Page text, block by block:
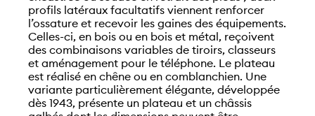
profils latéraux facultatifs viennent renforcer
l’ossature et recevoir les gaines des équipements.
Celles-ci, en bois ou en bois et métal, reçoivent
des combinaisons variables de tiroirs, classeurs
et aménagement pour le téléphone. Le plateau
est réalisé en chêne ou en comblanchien. Une
variante particulièrement élégante, développée
dès 1943, présente un plateau et un châssis